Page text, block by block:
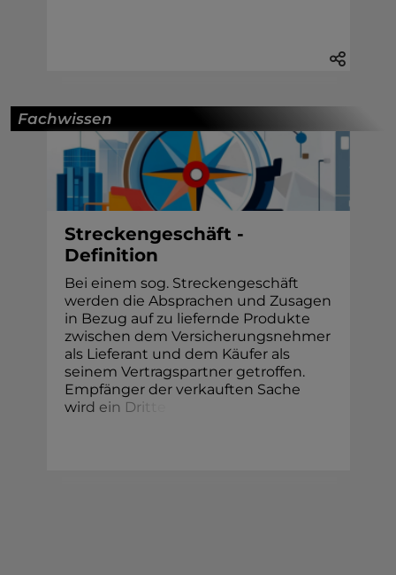
Fachwissen
Streckengeschäft -
Definition
Bei einem sog. Streckengeschäft
werden die Absprachen und Zusagen
in Bezug auf zu liefernde Produkte
zwischen dem Versicherungsnehmer
als Lieferant und dem Käufer als
seinem Vertragspartner getroffen.
Empfänger der verkauften Sache
wird ein Drit